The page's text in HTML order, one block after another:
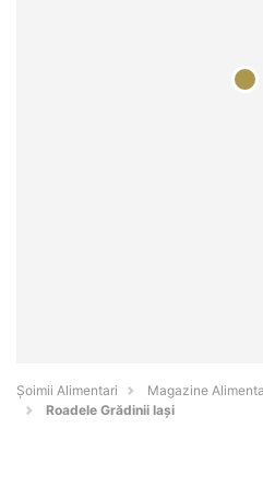
Şoimii Alimentari
Magazine
Roadele Grădinii Iași